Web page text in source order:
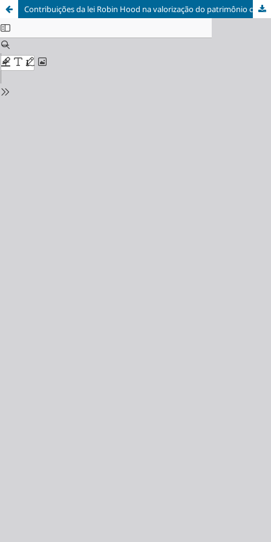
Contribuições da lei Robin Hood na valorização do patrimônio cultural e o desenvolvimento territorial do Vale do Mucuri, Minas Gerais